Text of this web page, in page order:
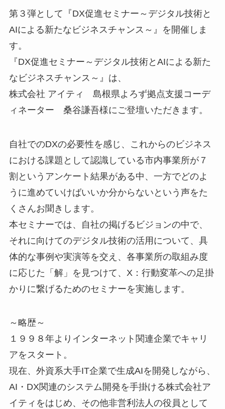
第３弾として『DX促進セミナー～デジタル技術と
AIによる新たなビジネスチャンス～』を開催しま
す。
『DX促進セミナー～デジタル技術とAIによる新た
なビジネスチャンス～』は、
株式会社 アイティ 島根県よろず拠点支援コーデ
ィネーター 桑谷謙吾様にご登壇いただきます。
自社でのDXの必要性を感じ、これからのビジネス
における課題として認識している市内事業所が７
割というアンケート結果がある中、一方でどのよ
うに進めていけばいいか分からないという声をた
くさんお聞きします。
本セミナーでは、自社の掲げるビジョンの中で、
それに向けてのデジタル技術の活用について、具
体的な事例や実演等を交え、各事業所の取組み度
に応じた「解」を見つけて、X：行動変革への足掛
かりに繋げるためのセミナーを実施します。
～略歴～
１９９８年よりインターネット関連企業でキャリ
アをスタート。
現在、外資系大手IT企業で生成AIを開発しながら、
AI・DX関連のシステム開発を手掛ける株式会社ア
イティをはじめ、その他非営利法人の役員として